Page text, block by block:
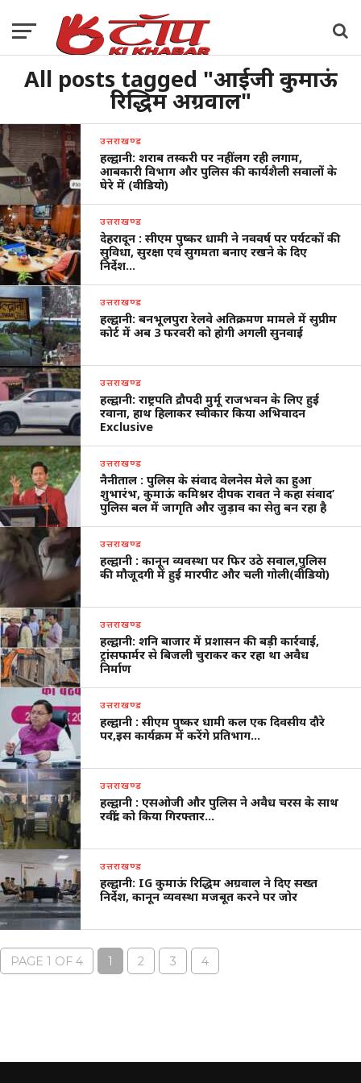
All posts tagged "आईजी कुमाऊं
रिद्धिम अग्रवाल"
उत्तराखण्ड
हल्द्वानी: शराब तस्करी पर नहीं लग रही लगाम,
आबकारी विभाग और पुलिस की कार्यशैली सवालों के
घेरे में (वीडियो)
उत्तराखण्ड
देहरादून : सीएम पुष्कर धामी ने नववर्ष पर पर्यटकों की
सुविधा, सुरक्षा एवं सुगमता बनाए रखने के दिए
निर्देश…
उत्तराखण्ड
हल्द्वानी: बनभूलपुरा रेलवे अतिक्रमण मामले में सुप्रीम
कोर्ट में अब 3 फरवरी को होगी अगली सुनवाई
उत्तराखण्ड
हल्द्वानी: राष्ट्रपति द्रौपदी मुर्मू राजभवन के लिए हुई
रवाना, हाथ हिलाकर स्वीकार किया अभिवादन
Exclusive
उत्तराखण्ड
नैनीताल : पुलिस के संवाद वेलनेस मेले का हुआ
शुभारंभ, कुमाऊं कमिश्नर दीपक रावत ने कहा संवाद’
पुलिस बल में जागृति और जुड़ाव का सेतु बन रहा है
उत्तराखण्ड
हल्द्वानी : कानून व्यवस्था पर फिर उठे सवाल,पुलिस
की मौजूदगी में हुई मारपीट और चली गोली(वीडियो)
उत्तराखण्ड
हल्द्वानी: शनि बाजार में प्रशासन की बड़ी कार्रवाई,
ट्रांसफार्मर से बिजली चुराकर कर रहा था अवैध
निर्माण
उत्तराखण्ड
हल्द्वानी : सीएम पुष्कर धामी कल एक दिवसीय दौरे
पर,इस कार्यक्रम में करेंगे प्रतिभाग…
उत्तराखण्ड
हल्द्वानी : एसओजी और पुलिस ने अवैध चरस के साथ
रवींद्र को किया गिरफ्तार…
उत्तराखण्ड
हल्द्वानी: IG कुमाऊं रिद्धिम अग्रवाल ने दिए सख्त
निर्देश, कानून व्यवस्था मजबूत करने पर जोर
PAGE 1 OF 4 1 2 3 4